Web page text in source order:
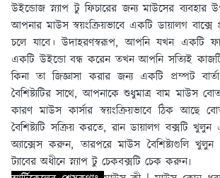
উইন্ডোজ স্ন্যাপ টু ফিচারের জন্য মাউসের ব্যবহার
আপনার মাউস স্বয়ংক্রিয়ভাবে একটি ডায়ালগ বাক্সে
চলে যাবে। উদাহরণস্বরূপ, আপনি যখন একটি
একটি উইন্ডো বন্ধ করেন তখন আপনি সত্যিই
কিনা তা জিজ্ঞাসা করার জন্য একটি প্রম্পট
বৈশিষ্ট্যটির সাথে, আপনাকে শুধুমাত্র বাম মাউস
কারণ মাউস কার্সার স্বয়ংক্রিয়ভাবে ঠিক আছে
বৈশিষ্ট্যটি সক্রিয় করতে, রান ডায়ালগ বক্সটি খুলুন
অ্যাক্সেস করুন, তারপরে মাউস বৈশিষ্ট্যগুলি খুলুন
ট্যাবের অধীনে স্ন্যাপ টু চেকবক্সটি চেক করুন৷